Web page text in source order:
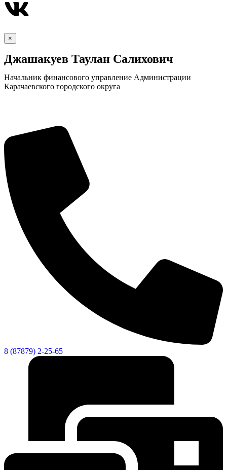
КСП КГО
×
Джашакуев Таулан Салихович
Начальник финансового управление Администрации
Карачаевского городского округа
8 (87879) 2-25-65